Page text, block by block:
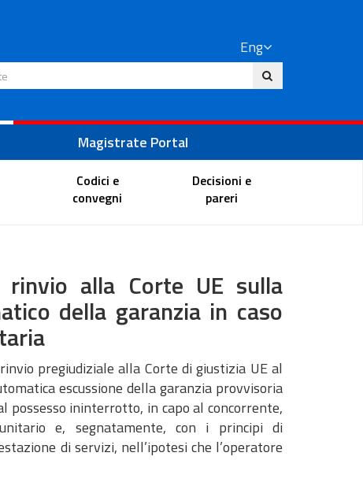
Eng
Magistrate Portal
Codici e
convegni
Decisioni e
pareri
alla Corte UE sulla
della garanzia in caso
pregiudiziale alla Corte di giustizia UE al
escussione della garanzia provvisoria
possesso ininterrotto, in capo al concorrente,
e, segnatamente, con i principi di
di servizi, nell’ipotesi che l’operatore